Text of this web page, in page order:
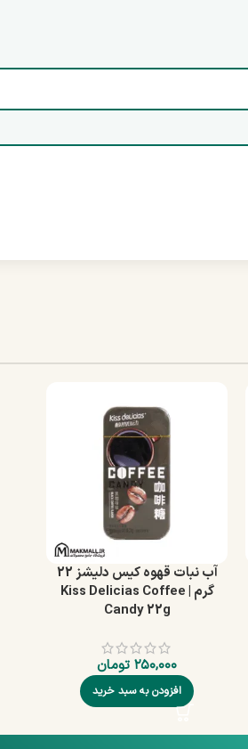
آب‌ نبات قهوه کیس دلیشز 22
گرم | Kiss Delicias Coffee
Candy 22g
۲۵۰,۰۰۰ تومان
افزودن به سبد خرید